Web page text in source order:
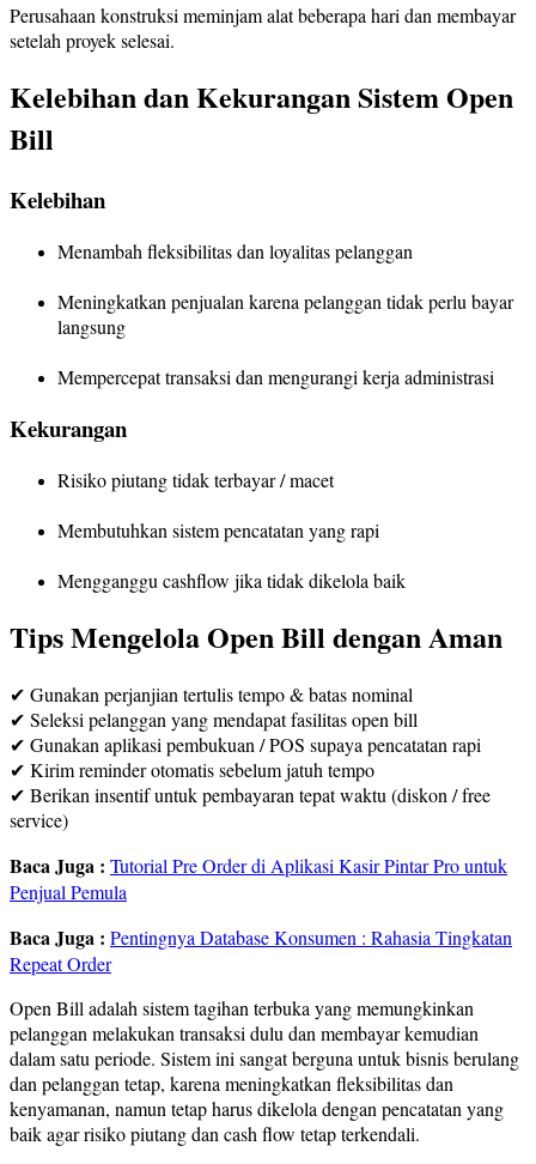
Perusahaan konstruksi meminjam alat beberapa hari dan membayar
setelah proyek selesai.
Kelebihan dan Kekurangan Sistem Open
Bill
Kelebihan
Menambah fleksibilitas dan loyalitas pelanggan
Meningkatkan penjualan karena pelanggan tidak perlu bayar
langsung
Mempercepat transaksi dan mengurangi kerja administrasi
Kekurangan
Risiko piutang tidak terbayar / macet
Membutuhkan sistem pencatatan yang rapi
Mengganggu cashflow jika tidak dikelola baik
Tips Mengelola Open Bill dengan Aman
✔ Gunakan perjanjian tertulis tempo & batas nominal
✔ Seleksi pelanggan yang mendapat fasilitas open bill
✔ Gunakan aplikasi pembukuan / POS supaya pencatatan rapi
✔ Kirim reminder otomatis sebelum jatuh tempo
✔ Berikan insentif untuk pembayaran tepat waktu (diskon / free
service)
Baca Juga : Tutorial Pre Order di Aplikasi Kasir Pintar Pro untuk
Penjual Pemula
Baca Juga : Pentingnya Database Konsumen : Rahasia Tingkatan
Repeat Order
Open Bill adalah sistem tagihan terbuka yang memungkinkan
pelanggan melakukan transaksi dulu dan membayar kemudian
dalam satu periode. Sistem ini sangat berguna untuk bisnis berulang
dan pelanggan tetap, karena meningkatkan fleksibilitas dan
kenyamanan, namun tetap harus dikelola dengan pencatatan yang
baik agar risiko piutang dan cash flow tetap terkendali.